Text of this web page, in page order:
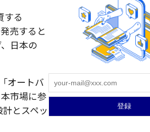
する
売すると
日本の
オートバ
市場に参
とスペッ